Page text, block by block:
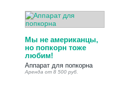
Мы не американцы,
но попкорн тоже
любим!
Аппарат для попкорна
Аренда от 8 500 руб.